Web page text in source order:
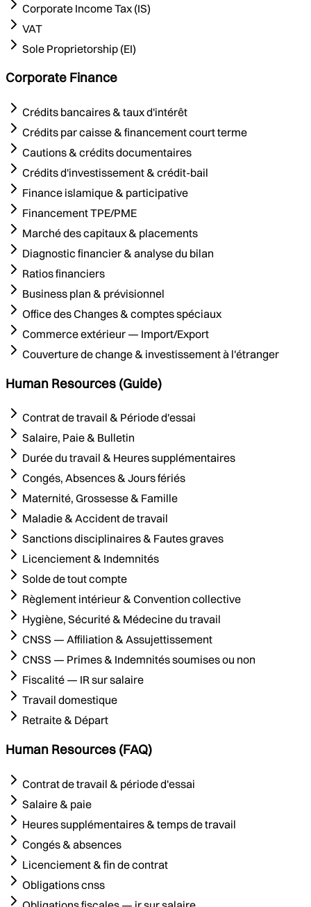
Corporate Income Tax (IS)
VAT
Sole Proprietorship (EI)
Corporate Finance
Crédits bancaires & taux d'intérêt
Crédits par caisse & financement court terme
Cautions & crédits documentaires
Crédits d'investissement & crédit-bail
Finance islamique & participative
Financement TPE/PME
Marché des capitaux & placements
Diagnostic financier & analyse du bilan
Ratios financiers
Business plan & prévisionnel
Office des Changes & comptes spéciaux
Commerce extérieur — Import/Export
Couverture de change & investissement à l'étranger
Human Resources (Guide)
Contrat de travail & Période d'essai
Salaire, Paie & Bulletin
Durée du travail & Heures supplémentaires
Congés, Absences & Jours fériés
Maternité, Grossesse & Famille
Maladie & Accident de travail
Sanctions disciplinaires & Fautes graves
Licenciement & Indemnités
Solde de tout compte
Règlement intérieur & Convention collective
Hygiène, Sécurité & Médecine du travail
CNSS — Affiliation & Assujettissement
CNSS — Primes & Indemnités soumises ou non
Fiscalité — IR sur salaire
Travail domestique
Retraite & Départ
Human Resources (FAQ)
Contrat de travail & période d'essai
Salaire & paie
Heures supplémentaires & temps de travail
Congés & absences
Licenciement & fin de contrat
Obligations cnss